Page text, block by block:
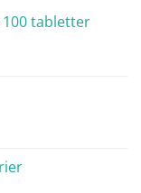
100 tabletter